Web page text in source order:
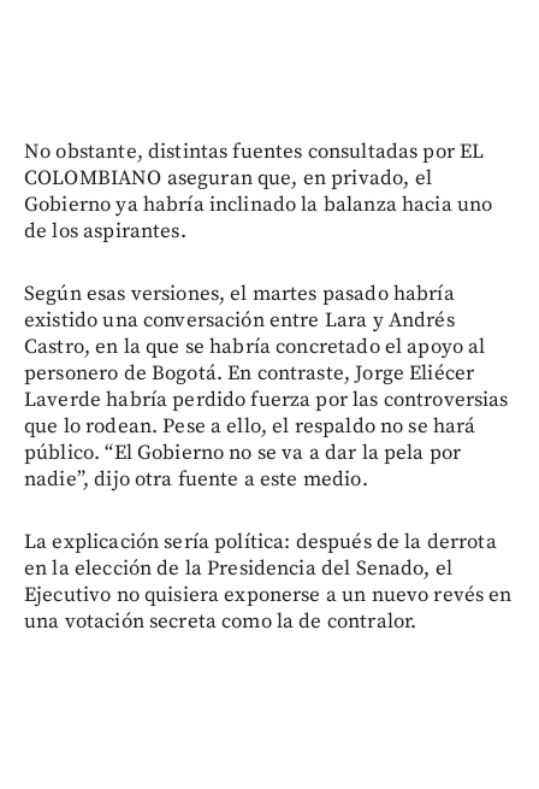
No obstante, distintas fuentes consultadas por EL
COLOMBIANO aseguran que, en privado, el
Gobierno ya habría inclinado la balanza hacia uno
de los aspirantes.
Según esas versiones, el martes pasado habría
existido una conversación entre Lara y Andrés
Castro, en la que se habría concretado el apoyo al
personero de Bogotá. En contraste, Jorge Eliécer
Laverde habría perdido fuerza por las controversias
que lo rodean. Pese a ello, el respaldo no se hará
público. “El Gobierno no se va a dar la pela por
nadie”, dijo otra fuente a este medio.
La explicación sería política: después de la derrota
en la elección de la Presidencia del Senado, el
Ejecutivo no quisiera exponerse a un nuevo revés en
una votación secreta como la de contralor.